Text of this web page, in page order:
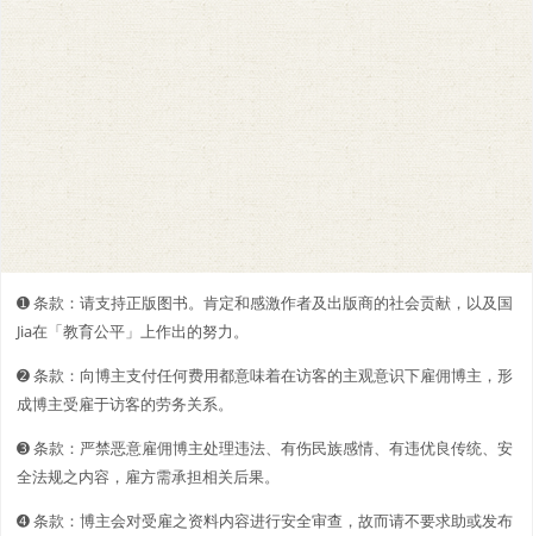
➊️ 条款：请支持正版图书。肯定和感激作者及出版商的社会贡献，以及国
Jia在「教育公平」上作出的努力。
➋️️ 条款：向博主支付任何费用都意味着在访客的主观意识下雇佣博主，形
成博主受雇于访客的劳务关系。
➌ 条款：严禁恶意雇佣博主处理违法、有伤民族感情、有违优良传统、安
全法规之内容，雇方需承担相关后果。
➍ 条款：博主会对受雇之资料内容进行安全审查，故而请不要求助或发布